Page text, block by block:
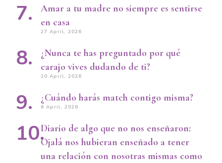
Amar a tu madre no siempre es sentirse
en casa
27 April, 2026
¿Nunca te has preguntado por qué
carajo vives dudando de ti?
20 April, 2026
¿Cuándo harás match contigo misma?
6 April, 2026
Diario de algo que no nos enseñaron:
Ojalá nos hubieran enseñado a tener
una relación con nosotras mismas como